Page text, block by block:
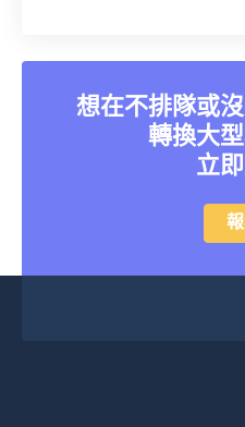
想在不排隊或
轉換大
立